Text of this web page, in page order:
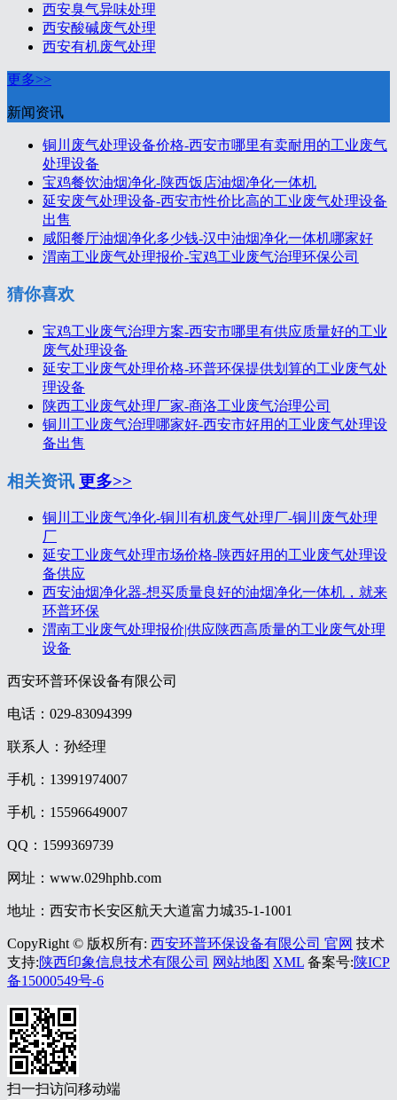
西安臭气异味处理
西安酸碱废气处理
西安有机废气处理
更多>>
新闻资讯
铜川废气处理设备价格-西安市哪里有卖耐用的工业废气
处理设备
宝鸡餐饮油烟净化-陕西饭店油烟净化一体机
延安废气处理设备-西安市性价比高的工业废气处理设备
出售
咸阳餐厅油烟净化多少钱-汉中油烟净化一体机哪家好
渭南工业废气处理报价-宝鸡工业废气治理环保公司
猜你喜欢
宝鸡工业废气治理方案-西安市哪里有供应质量好的工业
废气处理设备
延安工业废气处理价格-环普环保提供划算的工业废气处
理设备
陕西工业废气处理厂家-商洛工业废气治理公司
铜川工业废气治理哪家好-西安市好用的工业废气处理设
备出售
相关资讯 更多>>
铜川工业废气净化-铜川有机废气处理厂-铜川废气处理
厂
延安工业废气处理市场价格-陕西好用的工业废气处理设
备供应
西安油烟净化器-想买质量良好的油烟净化一体机，就来
环普环保
渭南工业废气处理报价|供应陕西高质量的工业废气处理
设备
西安环普环保设备有限公司
电话：029-83094399
联系人：孙经理
手机：13991974007
手机：15596649007
QQ：1599369739
网址：www.029hphb.com
地址：西安市长安区航天大道富力城35-1-1001
CopyRight © 版权所有: 西安环普环保设备有限公司 官网 技术
支持:陕西印象信息技术有限公司 网站地图 XML 备案号:陕ICP
备15000549号-6
扫一扫访问移动端